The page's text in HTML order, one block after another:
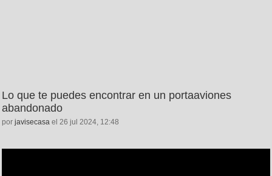
Lo que te puedes encontrar en un portaaviones
abandonado
por javisecasa el 26 jul 2024, 12:48